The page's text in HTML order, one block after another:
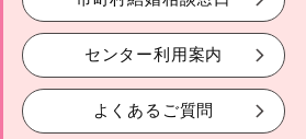
センター利用案内
よくあるご質問